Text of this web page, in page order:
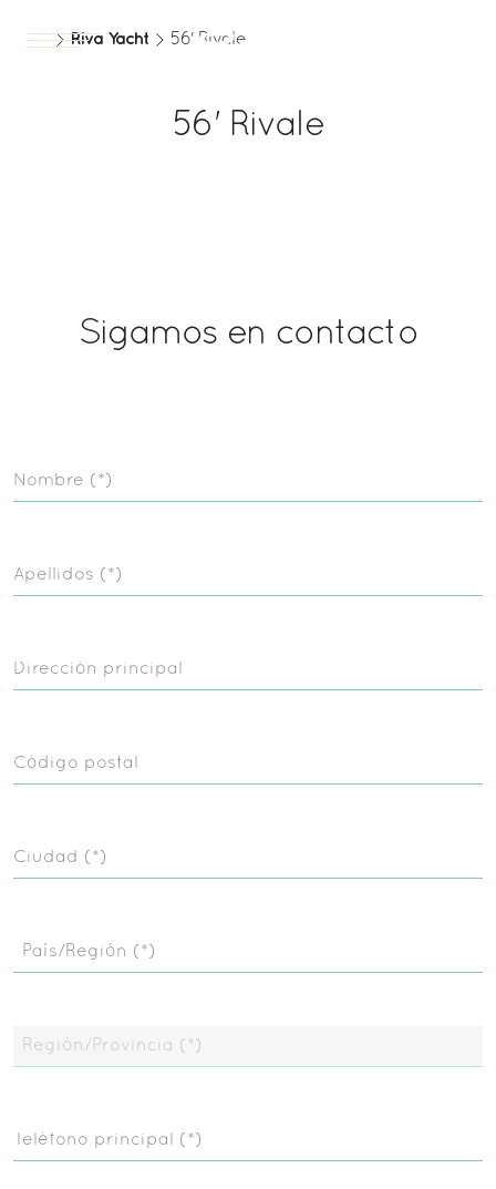
Riva Yacht 56' Rivale
56' Rivale
Sigamos en contacto
Nombre (*)
Apellidos (*)
Dirección principal
Código postal
Ciudad (*)
País/Región (*)
Región/Provincia (*)
Teléfono principal (*)